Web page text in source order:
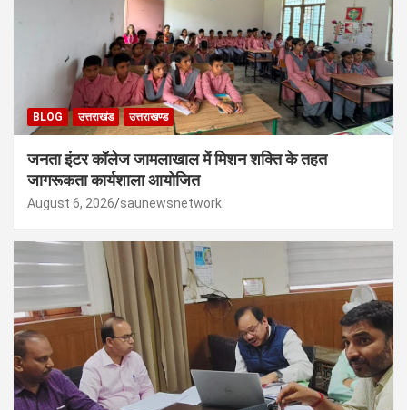
BLOG उत्तराखंड उत्तराखण्ड
जनता इंटर कॉलेज जामलाखाल में मिशन शक्ति के तहत
जागरूकता कार्यशाला आयोजित
August 6, 2026 saunewsnetwork